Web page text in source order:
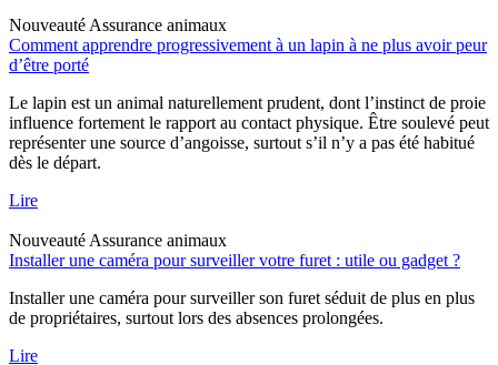
Nouveauté Assurance animaux
Comment apprendre progressivement à un lapin à ne plus avoir peur
d’être porté
Le lapin est un animal naturellement prudent, dont l’instinct de proie
influence fortement le rapport au contact physique. Être soulevé peut
représenter une source d’angoisse, surtout s’il n’y a pas été habitué
dès le départ.
Lire
Nouveauté Assurance animaux
Installer une caméra pour surveiller votre furet : utile ou gadget ?
Installer une caméra pour surveiller son furet séduit de plus en plus
de propriétaires, surtout lors des absences prolongées.
Lire